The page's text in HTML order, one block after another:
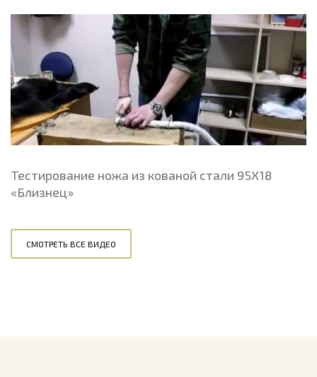
Тестирование ножа из кованой стали 95Х18
«Близнец»
СМОТРЕТЬ ВСЕ ВИДЕО